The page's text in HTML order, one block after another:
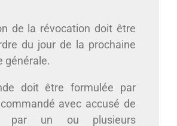
de la révocation doit être
du jour de la prochaine
générale.
doit être formulée par
avec accusé de
par un ou plusieurs